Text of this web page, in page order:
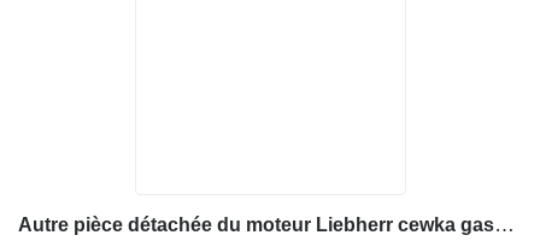
Autre pièce détachée du moteur Liebherr cewka gaszenia , Abstellvorrichtung,Engine stop solenoid 9271799 pour chargeuse sur pneus Liebherr L554,L564,L574,L580